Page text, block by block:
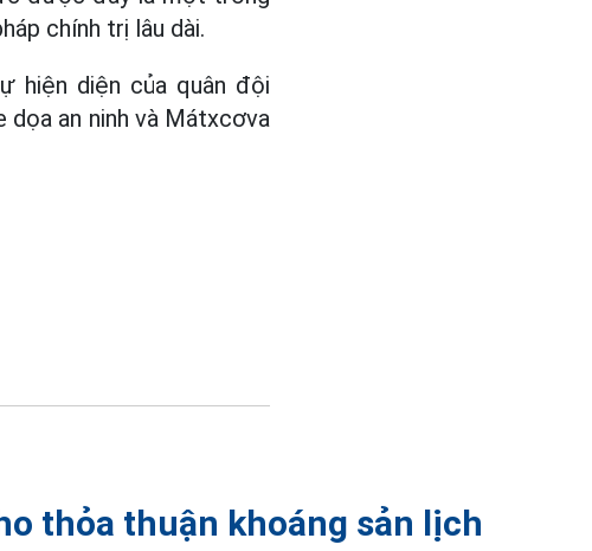
chính trị lâu dài.
hiện diện của quân đội
dọa an ninh và Mátxcơva
thỏa thuận khoáng sản lịch